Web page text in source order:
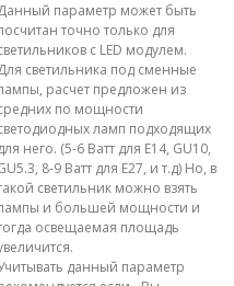
параметр может быть
точно только для
с LED модулем.
светильника под сменные
расчет предложен из
по мощности
ламп подходящих
него. (5-6 Ватт для E14, GU10,
8-9 Ватт для E27, и т.д) Но, в
светильник можно взять
и большей мощности и
освещаемая площадь
данный параметр